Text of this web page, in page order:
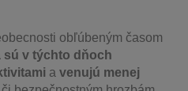
obľúbeným časom
sú v týchto dňoch
a venujú menej